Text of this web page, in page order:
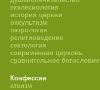
екклесиология
история церкви
оккультизм
патрология
религиоведение
сектология
современная церковь
сравнительное богословие
Конфессии
атеизм